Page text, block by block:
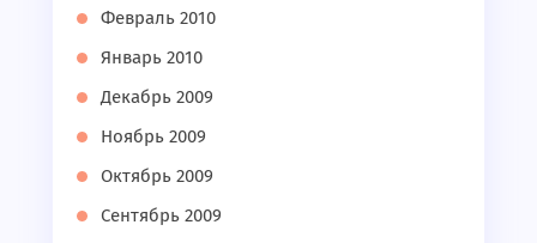
Февраль 2010
Январь 2010
Декабрь 2009
Ноябрь 2009
Октябрь 2009
Сентябрь 2009